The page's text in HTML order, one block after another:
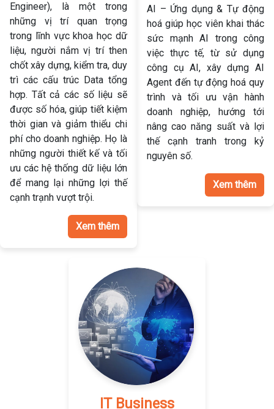
Engineer), là một trong
những vị trí quan trọng
trong lĩnh vực khoa học dữ
liệu, người nắm vị trí then
chốt xây dựng, kiểm tra, duy
trì các cấu trúc Data tổng
hợp. Tất cả các số liệu sẽ
được số hóa, giúp tiết kiệm
thời gian và giảm thiểu chi
phí cho doanh nghiệp. Họ là
những người thiết kế và tối
ưu các hệ thống dữ liệu lớn
để mang lại những lợi thế
cạnh trạnh vượt trội.
Xem thêm
AI – Ứng dụng & Tự động
hoá giúp học viên khai thác
sức mạnh AI trong công
việc thực tế, từ sử dụng
công cụ AI, xây dựng AI
Agent đến tự động hoá quy
trình và tối ưu vận hành
doanh nghiệp, hướng tới
nâng cao năng suất và lợi
thế cạnh tranh trong kỷ
nguyên số.
Xem thêm
IT Business